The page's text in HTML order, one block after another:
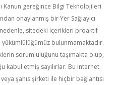
Kanun gereğince Bilgi Teknolojileri
onaylanmış bir Yer Sağlayıcı
sitedeki içerikleri proaktif
bulunmamaktadır.
sorumluluğunu taşımakta olup,
kabul etmiş sayılırlar. Bu internet
şahıs şirketi ile hiçbir bağlantısı